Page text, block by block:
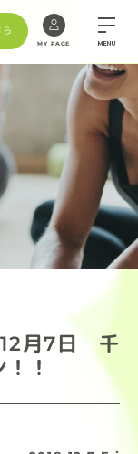
MY PAGE MENU
月7日 千
！